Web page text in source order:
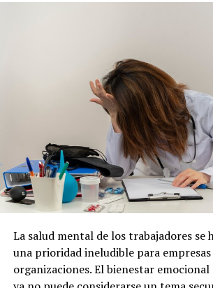
La salud mental de los trabajadores se
una prioridad ineludible para empresas
organizaciones. El bienestar emocional